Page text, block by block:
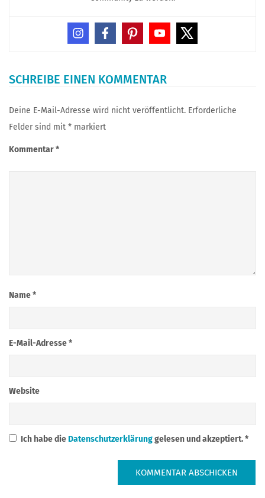
SCHREIBE EINEN KOMMENTAR
Deine E-Mail-Adresse wird nicht veröffentlicht. Erforderliche
Felder sind mit * markiert
Kommentar*
Name*
E-Mail-Adresse*
Website
Ich habe dieDatenschutzerklärunggelesen und akzeptiert.*